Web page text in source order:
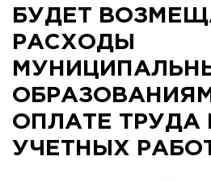
БУДЕТ
РАСХОДЫ
ОПЛАТЕ ТРУДА
УЧЕТНЫХ